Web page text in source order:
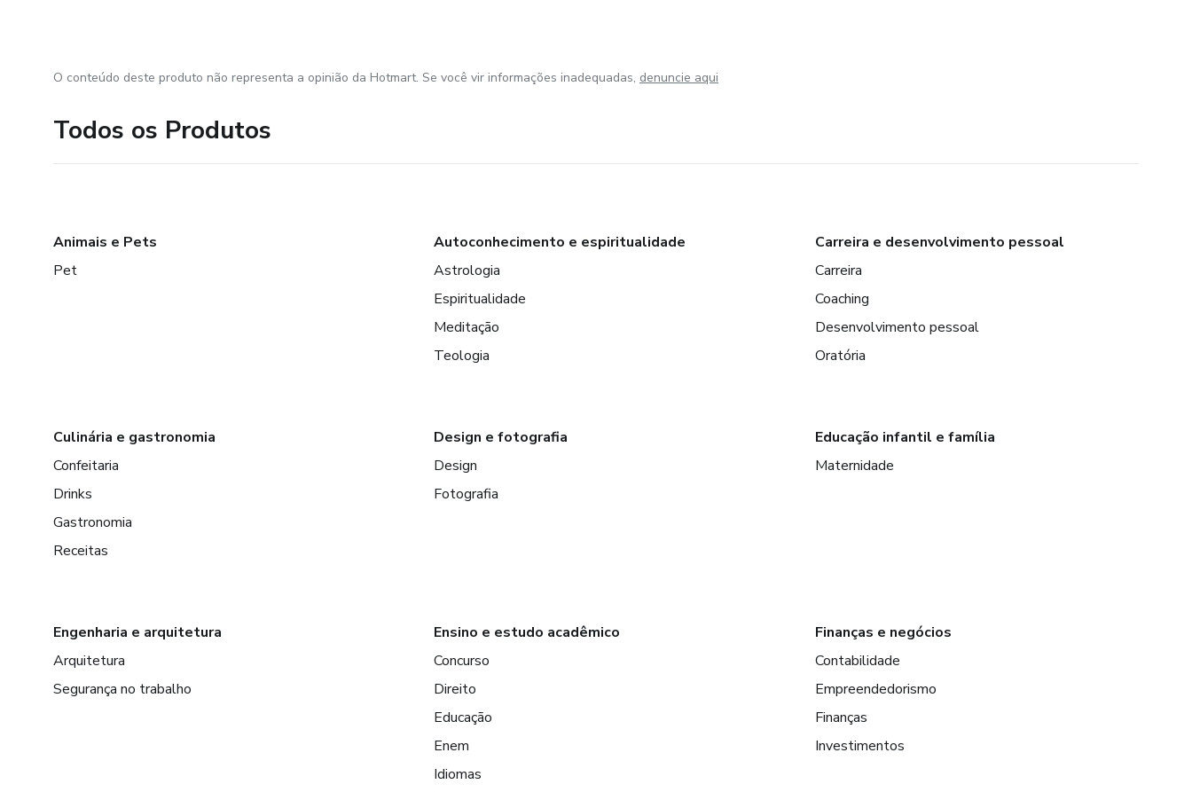
O conteúdo deste produto não representa a opinião da Hotmart. Se você vir informações inadequadas, denuncie aqui
Todos os Produtos
Animais e Pets
Pet
Autoconhecimento e espiritualidade
Astrologia
Espiritualidade
Meditação
Teologia
Carreira e desenvolvimento pessoal
Carreira
Coaching
Desenvolvimento pessoal
Oratória
Culinária e gastronomia
Confeitaria
Drinks
Gastronomia
Receitas
Design e fotografia
Design
Fotografia
Educação infantil e família
Maternidade
Engenharia e arquitetura
Arquitetura
Segurança no trabalho
Ensino e estudo acadêmico
Concurso
Direito
Educação
Enem
Idiomas
Finanças e negócios
Contabilidade
Empreendedorismo
Finanças
Investimentos